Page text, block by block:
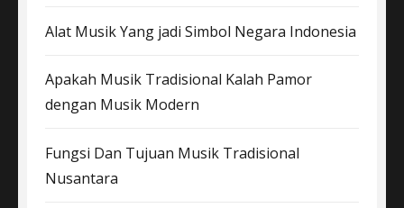
Alat Musik Yang jadi Simbol Negara Indonesia
Apakah Musik Tradisional Kalah Pamor
dengan Musik Modern
Fungsi Dan Tujuan Musik Tradisional
Nusantara